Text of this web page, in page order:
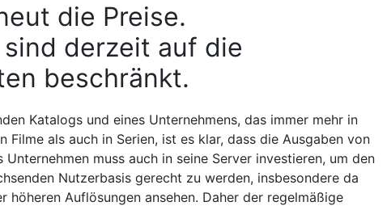
die Preise.
derzeit auf die
beschränkt.
Katalogs und eines Unternehmens, das immer mehr in
Filme als auch in Serien, ist es klar, dass die Ausgaben von
muss auch in seine Server investieren, um den
Nutzerbasis gerecht zu werden, insbesondere da
höheren Auflösungen ansehen. Daher der regelmäßige